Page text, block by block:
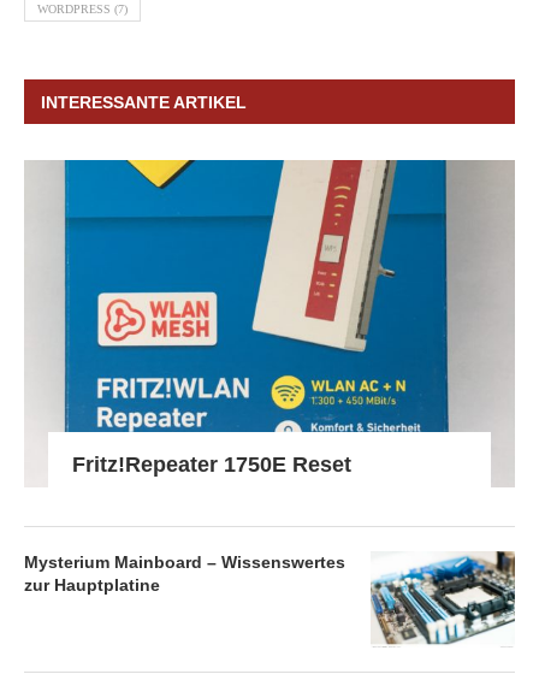
WORDPRESS (7)
INTERESSANTE ARTIKEL
Fritz!Repeater 1750E Reset
Mysterium Mainboard – Wissenswertes
zur Hauptplatine